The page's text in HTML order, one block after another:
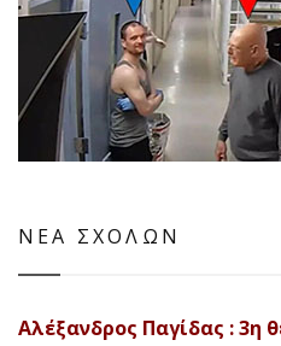
ΝΕΑ ΣΧΟΛΩΝ
Αλέξανδρος Παγίδας : 3η